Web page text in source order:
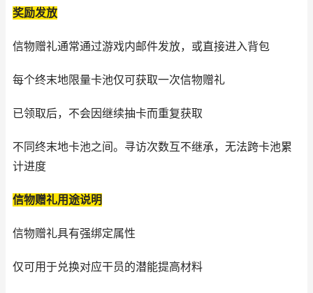
奖励发放
信物赠礼通常通过游戏内邮件发放，或直接进入背包
每个终末地限量卡池仅可获取一次信物赠礼
已领取后，不会因继续抽卡而重复获取
不同终末地卡池之间。寻访次数互不继承，无法跨卡池累
计进度
信物赠礼用途说明
信物赠礼具有强绑定属性
仅可用于兑换对应干员的潜能提高材料